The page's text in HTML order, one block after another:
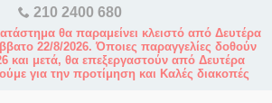
210 2400 680
θα παραμείνει κλειστό από Δευτέρα
22/8/2026. Όποιες παραγγελίες δοθούν
και μετά, θα επεξεργαστούν από Δευτέρα
για την προτίμηση και Καλές διακοπές